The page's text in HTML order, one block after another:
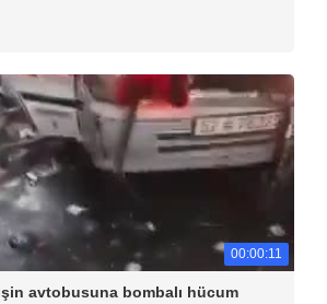
00:00:11
avtobusuna bombalı hücum